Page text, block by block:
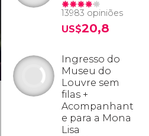
13983 opiniões
US$20,8
Ingresso do
Museu do
Louvre sem
filas +
Acompanhant
e para a Mona
Lisa